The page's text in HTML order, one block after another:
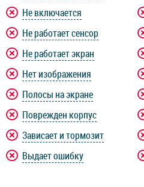
Не включается
Не работает сенсор
Не работает экран
Нет изображения
Полосы на экране
Поврежден корпус
Зависает и тормозит
Выдает ошибку